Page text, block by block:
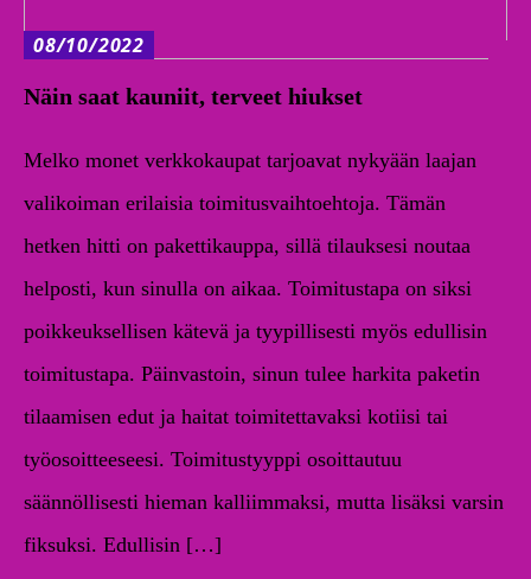
08/10/2022
Näin saat kauniit, terveet hiukset
Melko monet verkkokaupat tarjoavat nykyään laajan
valikoiman erilaisia toimitusvaihtoehtoja. Tämän
hetken hitti on pakettikauppa, sillä tilauksesi noutaa
helposti, kun sinulla on aikaa. Toimitustapa on siksi
poikkeuksellisen kätevä ja tyypillisesti myös edullisin
toimitustapa. Päinvastoin, sinun tulee harkita paketin
tilaamisen edut ja haitat toimitettavaksi kotiisi tai
työosoitteeseesi. Toimitustyyppi osoittautuu
säännöllisesti hieman kalliimmaksi, mutta lisäksi varsin
fiksuksi. Edullisin […]